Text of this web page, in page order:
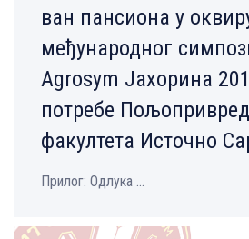
ван пансиона у
међународног
Agrosym Јахорина
потребе
факултета Источно
Прилог: Одлука ...